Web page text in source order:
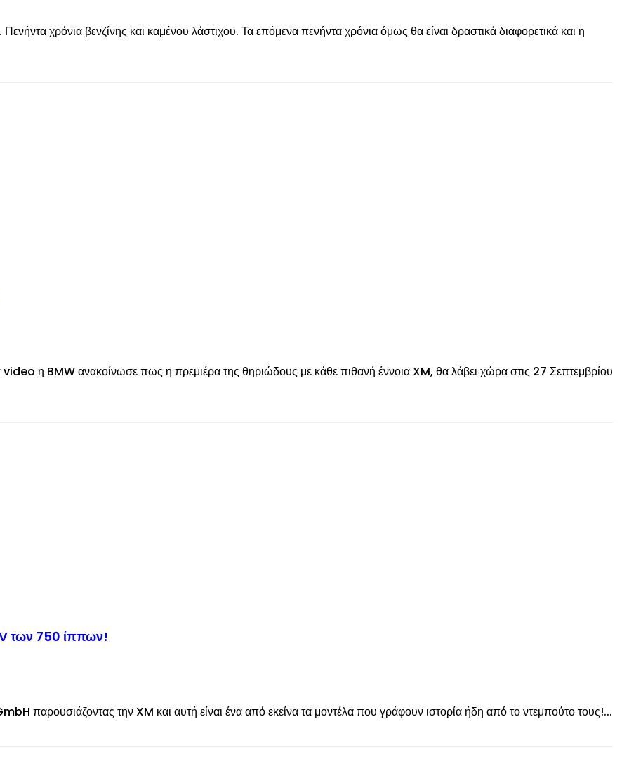
χρόνια βενζίνης και καμένου λάστιχου. Τα επόμενα πενήντα χρόνια όμως θα είναι δραστικά διαφορετικά και η
η BMW ανακοίνωσε πως η πρεμιέρα της θηριώδους με κάθε πιθανή έννοια XM, θα λάβει χώρα στις 27 Σεπτεμβρίου
των 750 ίππων!
παρουσιάζοντας την XM και αυτή είναι ένα από εκείνα τα μοντέλα που γράφουν ιστορία ήδη από το ντεμπούτο τους!...